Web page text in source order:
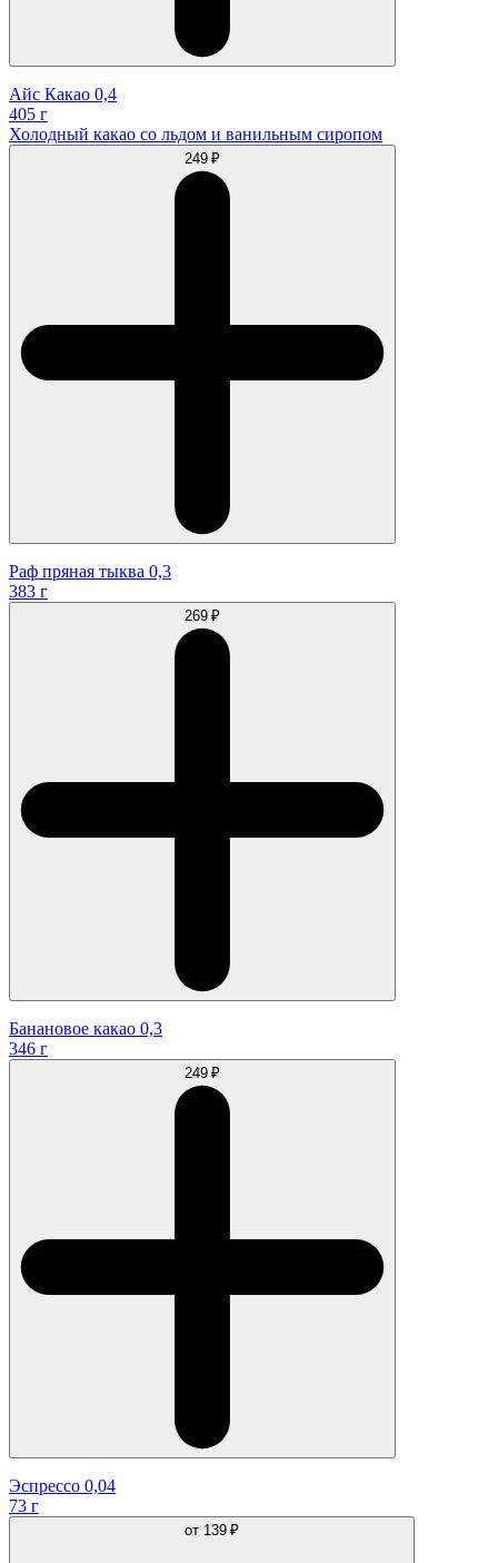
Айс Какао 0,4
405 г
Холодный какао со льдом и ванильным сиропом
249 ₽
Раф пряная тыква 0,3
383 г
269 ₽
Банановое какао 0,3
346 г
249 ₽
Эспрессо 0,04
73 г
от 139 ₽